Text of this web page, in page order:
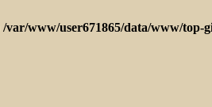
/var/www/user671865/data/www/top-